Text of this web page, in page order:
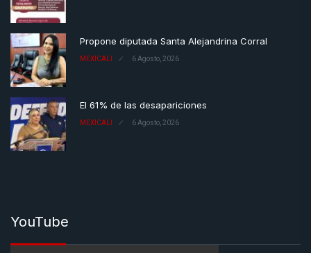
Propone diputada Santa Alejandrina Corral
MEXICALI 6 Agosto, 2026
El 61% de las desapariciones
MEXICALI 6 Agosto, 2026
YouTube